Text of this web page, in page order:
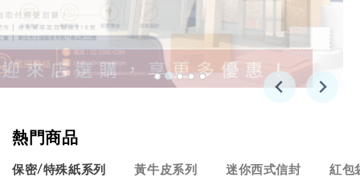
熱門商品
保密/特殊紙系列 黃牛皮系列 迷你西式信封 紅包